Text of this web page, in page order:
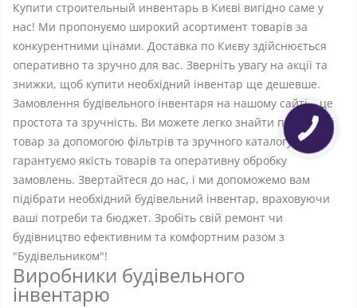
Купити строительный инвентарь в Києві вигідно саме у
нас! Ми пропонуємо широкий асортимент товарів за
конкурентними цінами. Доставка по Києву здійснюється
оперативно та зручно для вас. Зверніть увагу на акції та
знижки, щоб купити необхідний інвентар ще дешевше.
Замовлення будівельного інвентаря на нашому сайті – це
простота та зручність. Ви можете легко знайти потрібний
товар за допомогою фільтрів та зручного каталогу. Ми
гарантуємо якість товарів та оперативну обробку
замовлень. Звертайтеся до нас, і ми допоможемо вам
підібрати необхідний будівельний інвентар, враховуючи
ваші потреби та бюджет. Зробіть свій ремонт чи
будівництво ефективним та комфортним разом з
"Будівельником"!
Виробники будівельного
інвентарю